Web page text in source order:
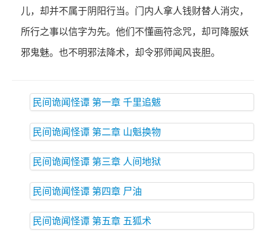
儿，却并不属于阴阳行当。门内人拿人钱财替人消灾，
所行之事以信字为先。他们不懂画符念咒，却可降服妖
邪鬼魅。也不明邪法降术，却令邪师闻风丧胆。
民间诡闻怪谭 第一章 千里追魃
民间诡闻怪谭 第二章 山魁换物
民间诡闻怪谭 第三章 人间地狱
民间诡闻怪谭 第四章 尸油
民间诡闻怪谭 第五章 五狐术